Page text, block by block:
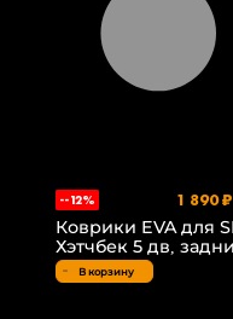
--12% 1 890 ₽
Коврики EVA для
Хэтчбек 5 дв,
В корзину